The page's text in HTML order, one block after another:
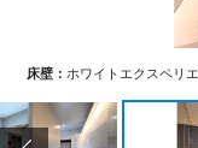
床壁： ホワイトエクスペリ